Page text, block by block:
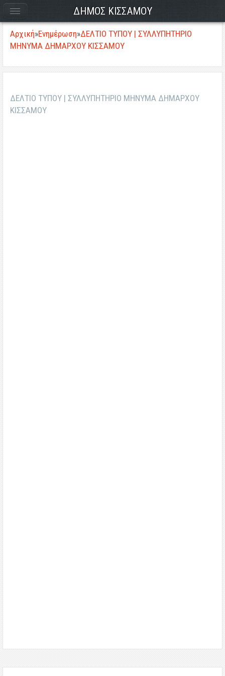
Αρχική»Ενημέρωση»ΔΕΛΤΙΟ ΤΥΠΟΥ | ΣΥΛΛΥΠΗΤΗΡΙΟ
ΜΗΝΥΜΑ ΔΗΜΑΡΧΟΥ ΚΙΣΣΑΜΟΥ
ΔΕΛΤΙΟ ΤΥΠΟΥ | ΣΥΛΛΥΠΗΤΗΡΙΟ ΜΗΝΥΜΑ ΔΗΜΑΡΧΟΥ
ΚΙΣΣΑΜΟΥ
ΔΗΜΟΣ ΚΙΣΣΑΜΟΥ